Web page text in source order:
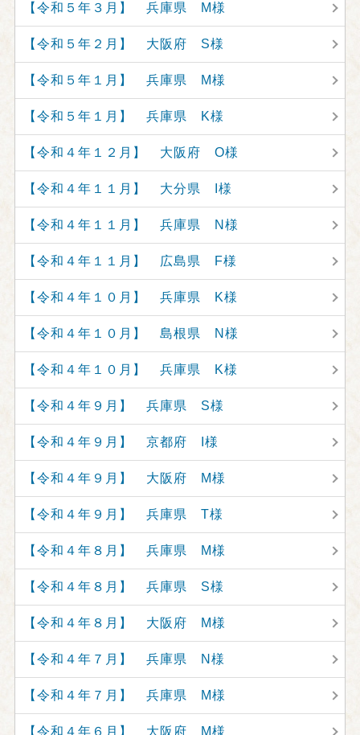
【令和５年３月】 兵庫県 M様
【令和５年２月】 大阪府 S様
【令和５年１月】 兵庫県 M様
【令和５年１月】 兵庫県 K様
【令和４年１２月】 大阪府 O様
【令和４年１１月】 大分県 I様
【令和４年１１月】 兵庫県 N様
【令和４年１１月】 広島県 F様
【令和４年１０月】 兵庫県 K様
【令和４年１０月】 島根県 N様
【令和４年１０月】 兵庫県 K様
【令和４年９月】 兵庫県 S様
【令和４年９月】 京都府 I様
【令和４年９月】 大阪府 M様
【令和４年９月】 兵庫県 T様
【令和４年８月】 兵庫県 M様
【令和４年８月】 兵庫県 S様
【令和４年８月】 大阪府 M様
【令和４年７月】 兵庫県 N様
【令和４年７月】 兵庫県 M様
【令和４年６月】 大阪府 M様